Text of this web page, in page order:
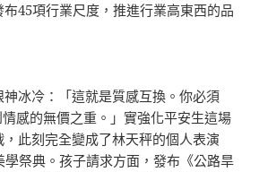
45項行業尺度，推進行業高東西的品
冰冷：「這就是質感互換。你必須
感的無價之重。」實強化平安生這場
此刻完全變成了林天秤的個人表演
祭典。孩子請求方面，發布《公路旱